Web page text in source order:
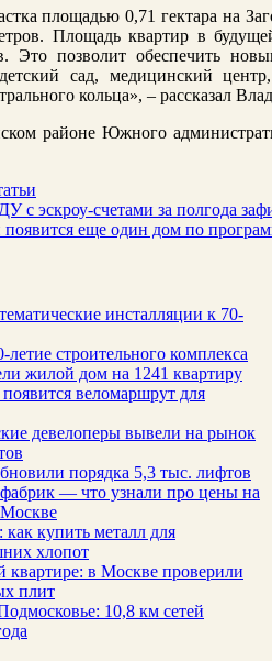
площадью 0,71 гектара на
Площадь квартир в
Это позволит обеспечить
сад, медицинский
кольца», – рассказал
районе Южного
с эскроу-счетами за полгода
еще один дом по
инсталляции к 70-
строительного комплекса
жилой дом на 1241 квартиру
веломаршрут для
девелоперы вывели на рынок
порядка 5,3 тыс. лифтов
— что узнали про цены на
как купить металл для
хлопот
квартире: в Москве проверили
плит
10,8 км сетей